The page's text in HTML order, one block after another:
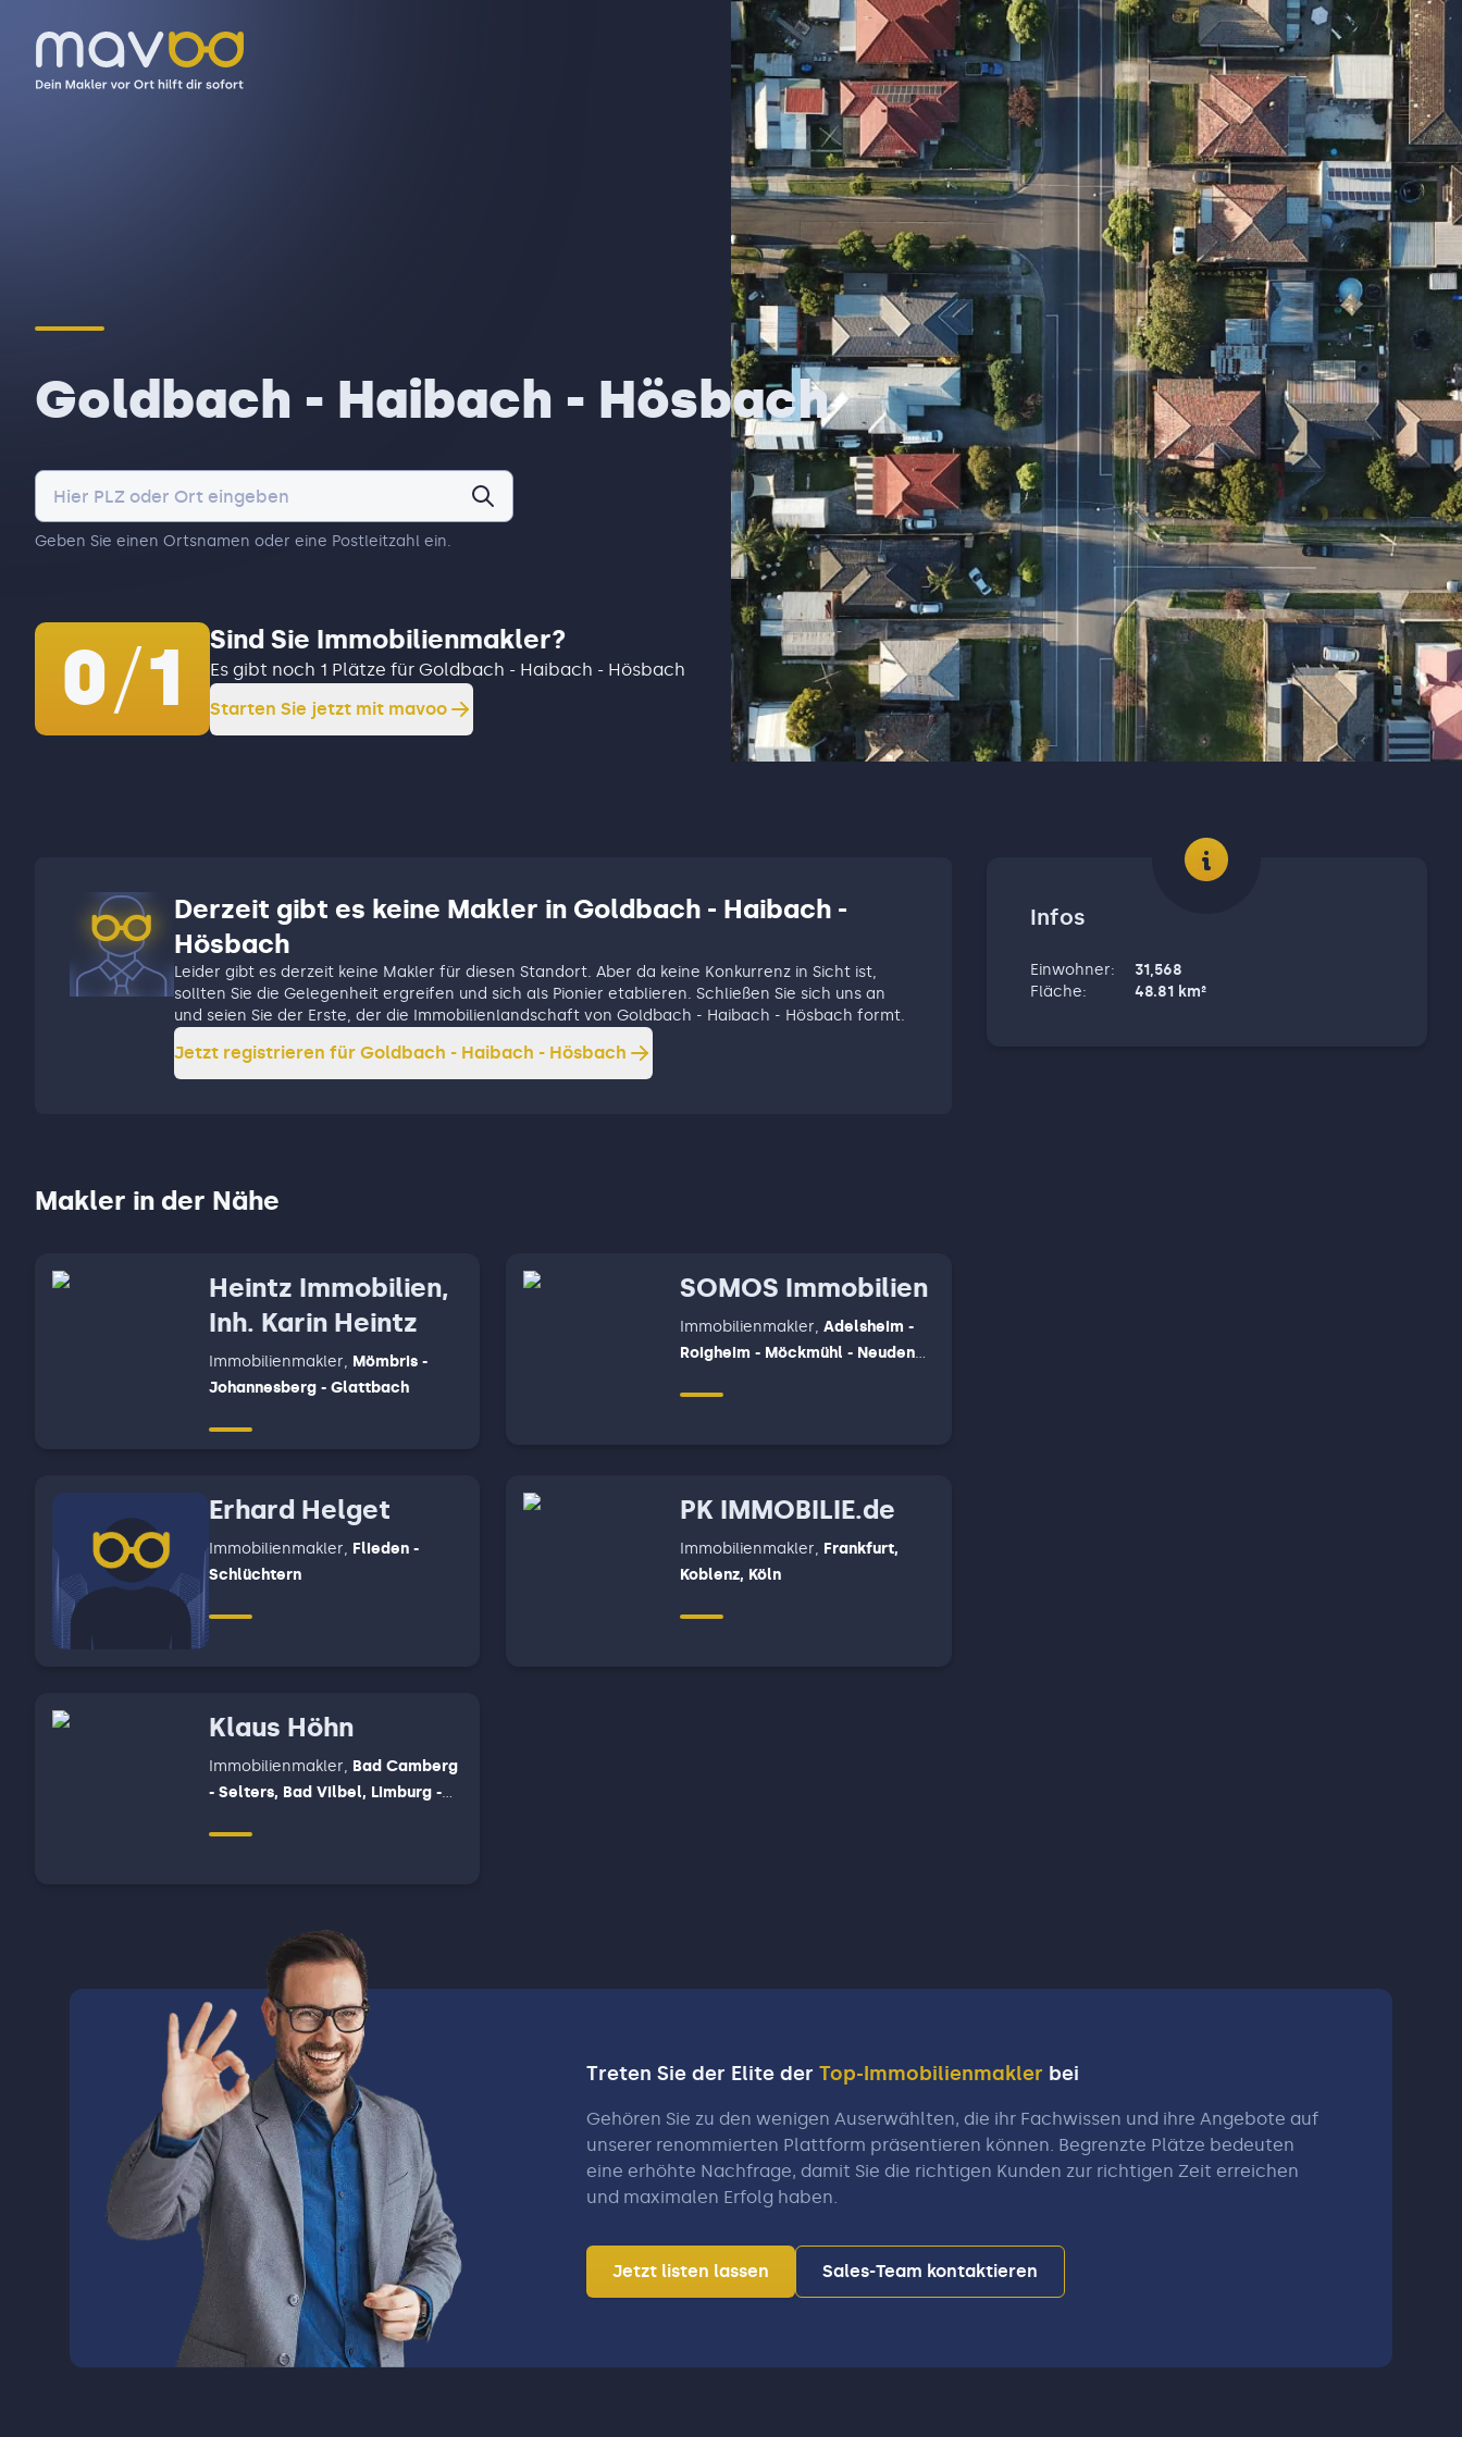
Goldbach - Haibach - Hösbach
Geben Sie einen Ortsnamen oder eine Postleitzahl ein.
0/1 Sind Sie Immobilienmakler?
Es gibt noch 1 Plätze für Goldbach - Haibach - Hösbach
Starten Sie jetzt mit mavoo
Derzeit gibt es keine Makler in Goldbach - Haibach -
Hösbach
Leider gibt es derzeit keine Makler für diesen Standort. Aber da keine Konkurrenz in Sicht ist,
sollten Sie die Gelegenheit ergreifen und sich als Pionier etablieren. Schließen Sie sich uns an
und seien Sie der Erste, der die Immobilienlandschaft von Goldbach - Haibach - Hösbach formt.
Jetzt registrieren für Goldbach - Haibach - Hösbach
Makler in der Nähe
Heintz Immobilien,
Inh. Karin Heintz
Immobilienmakler, Mömbris -
Johannesberg - Glattbach
SOMOS Immobilien
Immobilienmakler, Adelsheim -
Roigheim - Möckmühl - Neudenau
Neckarzimmer - Limbach -
Erhard Helget
Immobilienmakler, Flieden -
Schlüchtern
PK IMMOBILIE.de
Immobilienmakler, Frankfurt,
Koblenz, Köln
Klaus Höhn
Immobilienmakler, Bad Camberg
- Selters, Bad Vilbel, Limburg -
Infos
Einwohner:
31,568
Fläche: 48.81 km²
Treten Sie der Elite der Top-Immobilienmakler bei
Gehören Sie zu den wenigen Auserwählten, die ihr Fachwissen und ihre Angebote auf
unserer renommierten Plattform präsentieren können. Begrenzte Plätze bedeuten
eine erhöhte Nachfrage, damit Sie die richtigen Kunden zur richtigen Zeit erreichen
und maximalen Erfolg haben.
Jetzt listen lassen Sales-Team kontaktieren